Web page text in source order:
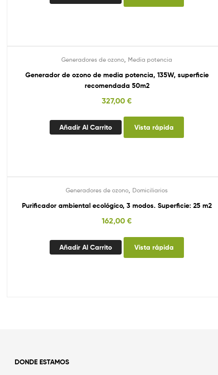
Generadores de ozono Media potencia
Generador de ozono de media potencia, 135W, superficie
recomendada 50m2
327,00 €
Añadir Al Carrito Vista rápida
Generadores de ozono Domiciliarios
Purificador ambiental ecológico, 3 modos. Superficie: 25 m2
162,00 €
Añadir Al Carrito Vista rápida
DONDE ESTAMOS